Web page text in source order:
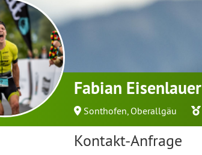
Fabian Eisenlauer
Sonthofen, Oberallgäu
Kontakt-Anfrage